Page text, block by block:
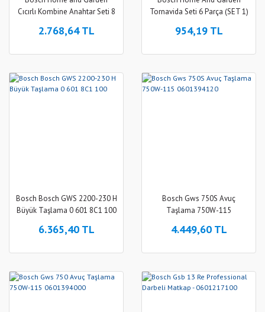
Cıcırlı Kombine Anahtar Seti 8
2.768,64 TL
Tornavida Seti 6 Parça (SET 1)
954,19 TL
Bosch Bosch GWS 2200-230 H
Büyük Taşlama 0 601 8C1 100
6.365,40 TL
Bosch Gws 750S Avuç
Taşlama 750W-115
4.449,60 TL